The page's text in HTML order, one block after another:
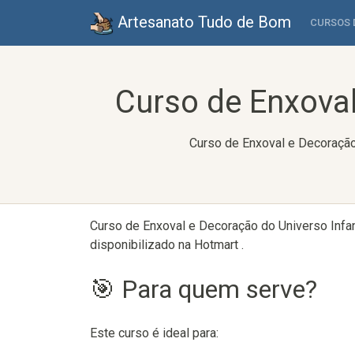
Artesanato Tudo de Bom CURSOS
Curso de
Curso de Enxoval e
Curso de Enxoval e Decoração do Universo
disponibilizado na Hotmart .
🎯 Para quem serve?
Este curso é ideal para: